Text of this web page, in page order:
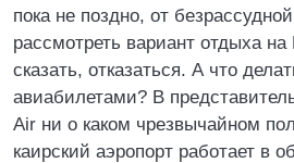
пока не поздно, от
рассмотреть вариант отдыха на
сказать, отказаться. А что
авиабилетами? В
Air ни о каком чрезвычайном
каирский аэропорт работает в